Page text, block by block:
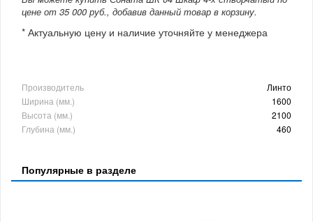
цене от 35 000 руб., добавив данный товар в корзину.
* Актуальную цену и наличие уточняйте у менеджера
Производитель
Линто
Ширина (мм.)
1600
Высота (мм.)
2100
Глубина (мм.)
460
Популярные в разделе